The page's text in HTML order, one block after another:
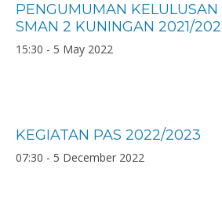
PENGUMUMAN KELULUSAN
SMAN 2 KUNINGAN 2021/
15:30 - 5 May 2022
KEGIATAN PAS 2022/2023
07:30 - 5 December 2022